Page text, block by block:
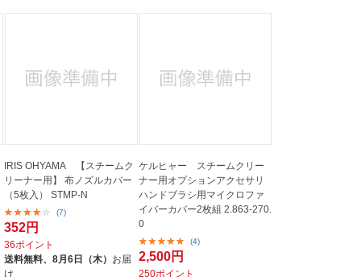
IRIS OHYAMA 【スチームク
リーナー用】 布ノズルカバー
（5枚入） STMP-N
(7)
352円
36ポイント
送料無料、8月6日（木） お届
け
ケルヒャー スチームクリー
ナー用オプションアクセサリ
ハンドブラシ用マイクロファ
イバーカバー2枚組 2.863-270.
0
(4)
2,500円
250ポイント